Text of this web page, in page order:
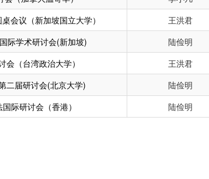
会议（新加坡国立大学） 王洪君
际学术研讨会(新加坡) 陆俭明
（台湾政治大学） 王洪君
二届研讨会(北京大学) 陆俭明
际研讨会（香港） 陆俭明